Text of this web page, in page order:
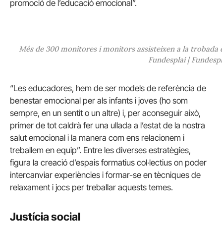
promoció de l’educació emocional”.
Més de 300 monitores i monitors assisteixen a la trobada
Fundesplai |
“Les educadores, hem de ser models de referència de
benestar emocional per als infants i joves (ho som
sempre, en un sentit o un altre) i, per aconseguir això,
primer de tot caldrà fer una ullada a l’estat de la nostra
salut emocional i la manera com ens relacionem i
treballem en equip”. Entre les diverses estratègies,
figura la creació d’espais formatius col·lectius on poder
intercanviar experiències i formar-se en tècniques de
relaxament i jocs per treballar aquests temes.
Justícia social